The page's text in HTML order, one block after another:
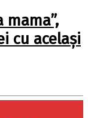
mama”,
cu același